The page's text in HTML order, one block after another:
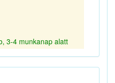
3-4 munkanap alatt